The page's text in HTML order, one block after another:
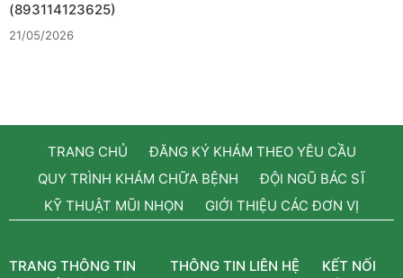
(893114123625)
21/05/2026
TRANG CHỦ
ĐĂNG KÝ KHÁM THEO YÊU CẦU
QUY TRÌNH KHÁM CHỮA BỆNH
ĐỘI NGŨ BÁC SĨ
KỸ THUẬT MŨI NHỌN
GIỚI THIỆU CÁC ĐƠN VỊ
TRANG THÔNG TIN
THÔNG TIN LIÊN HỆ
KẾT NỐI